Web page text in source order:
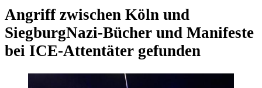
Angriff zwischen Köln und
SiegburgNazi-Bücher und Manifeste
bei ICE-Attentäter gefunden